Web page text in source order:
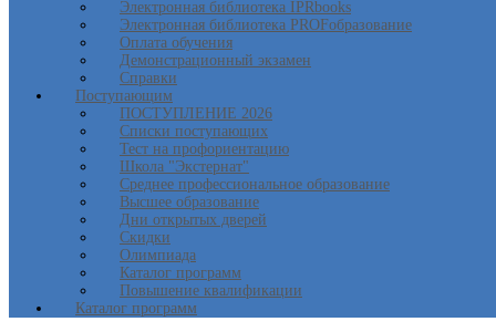
Электронная библиотека IPRbooks
Электронная библиотека PROFобразование
Оплата обучения
Демонстрационный экзамен
Справки
Поступающим
ПОСТУПЛЕНИЕ 2026
Списки поступающих
Тест на профориентацию
Школа "Экстернат"
Среднее профессиональное образование
Высшее образование
Дни открытых дверей
Скидки
Олимпиада
Каталог программ
Повышение квалификации
Каталог программ